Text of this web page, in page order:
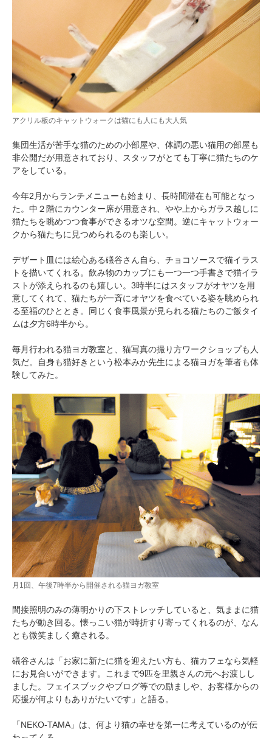
アクリル板のキャットウォークは猫にも人にも大人気
集団生活が苦手な猫のための小部屋や、体調の悪い猫用の部屋も
非公開だが用意されており、スタッフがとても丁寧に猫たちのケ
アをしている。
今年2月からランチメニューも始まり、長時間滞在も可能となっ
た。中２階にカウンター席が用意され、やや上からガラス越しに
猫たちを眺めつつ食事ができるオツな空間。逆にキャットウォー
クから猫たちに見つめられるのも楽しい。
デザート皿には絵心ある礒谷さん自ら、チョコソースで猫イラス
トを描いてくれる。飲み物のカップにも一つ一つ手書きで猫イラ
ストが添えられるのも嬉しい。3時半にはスタッフがオヤツを用
意してくれて、猫たちが一斉にオヤツを食べている姿を眺められ
る至福のひととき。同じく食事風景が見られる猫たちのご飯タイ
ムは夕方6時半から。
毎月行われる猫ヨガ教室と、猫写真の撮り方ワークショップも人
気だ。自身も猫好きという松本みか先生による猫ヨガを筆者も体
験してみた。
月1回、午後7時半から開催される猫ヨガ教室
間接照明のみの薄明かりの下ストレッチしていると、気ままに猫
たちが動き回る。懐っこい猫が時折すり寄ってくれるのが、なん
とも微笑ましく癒される。
礒谷さんは「お家に新たに猫を迎えたい方も、猫カフェなら気軽
にお見合いができます。これまで9匹を里親さんの元へお渡しし
ました。フェイスブックやブログ等での励ましや、お客様からの
応援が何よりもありがたいです」と語る。
「NEKO-TAMA」は、何より猫の幸せを第一に考えているのが伝
PECOアプリをダウンロード済みの方
アプリで開く